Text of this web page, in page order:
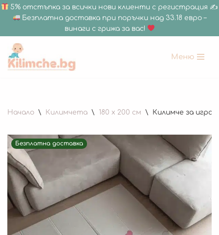
5% отстъпка за всички нови клиенти с регистрация ✍
Безплатна доставка при поръчки над 33.18 евро –
винаги с грижа за вас!
Продължете
Меню
Начало \ Килимчета \ 180 x 200 см \ Килимче за игра
Безплатна доставка